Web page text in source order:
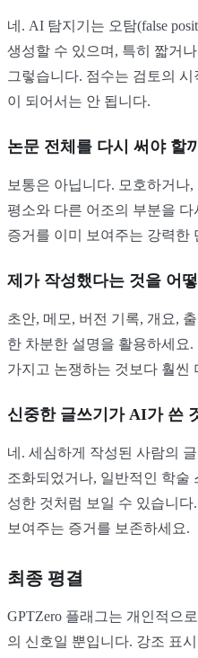
네. AI 탐지기는 오탐(false
생성할 수 있으며, 특히 짧거
그렇습니다. 점수는 검토의
이 되어서는 안 됩니다.
논문 전체를 다시 써야 할
보통은 아닙니다. 모호하거나
평소와 다른 어조의 부분을
증거를 이미 보여주는 강력한
제가 작성했다는 것을 어
초안, 메모, 버전 기록, 개요,
한 차분한 설명을 활용하세요
가지고 논쟁하는 것보다 훨씬
신중한 글쓰기가 AI가 쓴
네. 세심하게 작성된 사람의
조화되었거나, 일반적인 학술
성한 것처럼 보일 수 있습니
보여주는 증거를 보존하세요.
최종 평결
GPTZero 플래그는 개인적으
의 신호일 뿐입니다. 강조 표